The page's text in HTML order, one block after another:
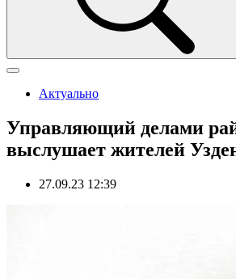
Актуально
Управляющий делами
выслушает жителей
27.09.23 12:39